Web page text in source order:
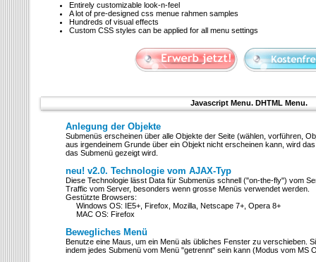
Entirely customizable look-n-feel
A lot of pre-designed css menue rahmen samples
Hundreds of visual effects
Custom CSS styles can be applied for all menu settings
Javascript Menu. DHTML Menu.
Anlegung der Objekte
Submenüs erscheinen über alle Objekte der Seite (wählen, vorführen,
aus irgendeinem Grunde über ein Objekt nicht erscheinen kann, wird
das Submenü gezeigt wird.
neu! v2.0. Technologie vom AJAX-Typ
Diese Technologie lässt Data für Submenüs schnell ("on-the-fly") vom
Traffic vom Server, besonders wenn grosse Menüs verwendet werden.
Gestützte Browsers:
Windows OS: IE5+, Firefox, Mozilla, Netscape 7+, Opera 8+
MAC OS: Firefox
Bewegliches Menü
Benutze eine Maus, um ein Menü als übliches Fenster zu verschieben.
indem jedes Submenü vom Menü "getrennt" sein kann (Modus vom MS